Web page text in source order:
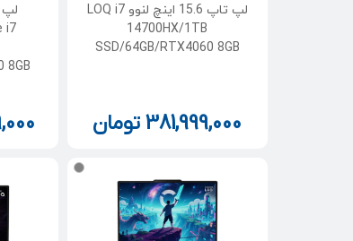
لپ تاپ 15.6 اینچ لنوو LOQ i7
14700HX/1TB
SSD/64GB/RTX4060 8GB
381,999,000تومان
i7
8GB